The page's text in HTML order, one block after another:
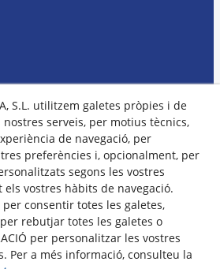
Metada, S.L. - Tots els drets reservats.
S.L. utilitzem galetes pròpies i de
serveis, per motius tècnics,
de navegació, per
preferències i, opcionalment, per
segons les vostres
vostres hàbits de navegació.
per consentir totes les galetes,
per rebutjar totes les galetes o
per personalitzar les vostres
Per a més informació, consulteu la